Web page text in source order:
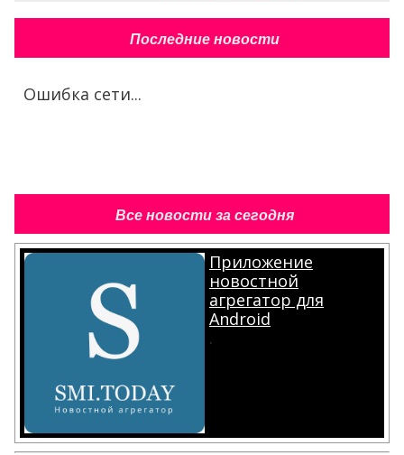
Последние новости
Ошибка сети...
Все новости за сегодня
Приложение
новостной
агрегатор для
Android
.